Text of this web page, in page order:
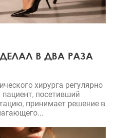
В ДВА РАЗА
хирурга регулярно
пациент, посетивший
принимает решение в